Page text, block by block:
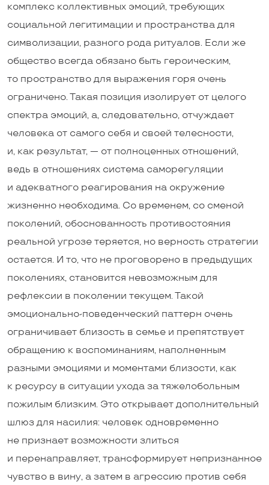
комплекс коллективных эмоций, требующих
социальной легитимации и пространства для
символизации, разного рода ритуалов. Если же
общество всегда обязано быть героическим,
то пространство для выражения горя очень
ограничено. Такая позиция изолирует от целого
спектра эмоций, а, следовательно, отчуждает
человека от самого себя и своей телесности,
и, как результат, — от полноценных отношений,
ведь в отношениях система саморегуляции
и адекватного реагирования на окружение
жизненно необходима. Со временем, со сменой
поколений, обоснованность противостояния
реальной угрозе теряется, но верность стратегии
остается. И то, что не проговорено в предыдущих
поколениях, становится невозможным для
рефлексии в поколении текущем. Такой
эмоционально-­поведенческий паттерн очень
ограничивает близость в семье и препятствует
обращению к воспоминаниям, наполненным
разными эмоциями и моментами близости, как
к ресурсу в ситуации ухода за тяжелобольным
пожилым близким. Это открывает дополнительный
шлюз для насилия: человек одновременно
не признает возможности злиться
и перенаправляет, трансформирует непризнанное
чувство в вину, а затем в агрессию против себя